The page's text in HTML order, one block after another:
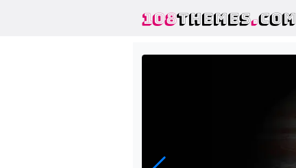
108THEMES.COM